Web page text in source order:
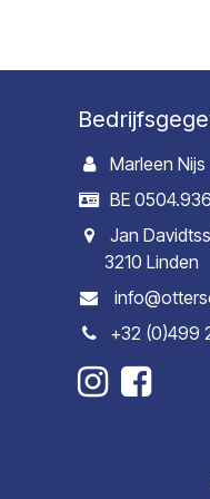
Marleen Nijs
BE
Jan
3210 Linden
+32 (0)499